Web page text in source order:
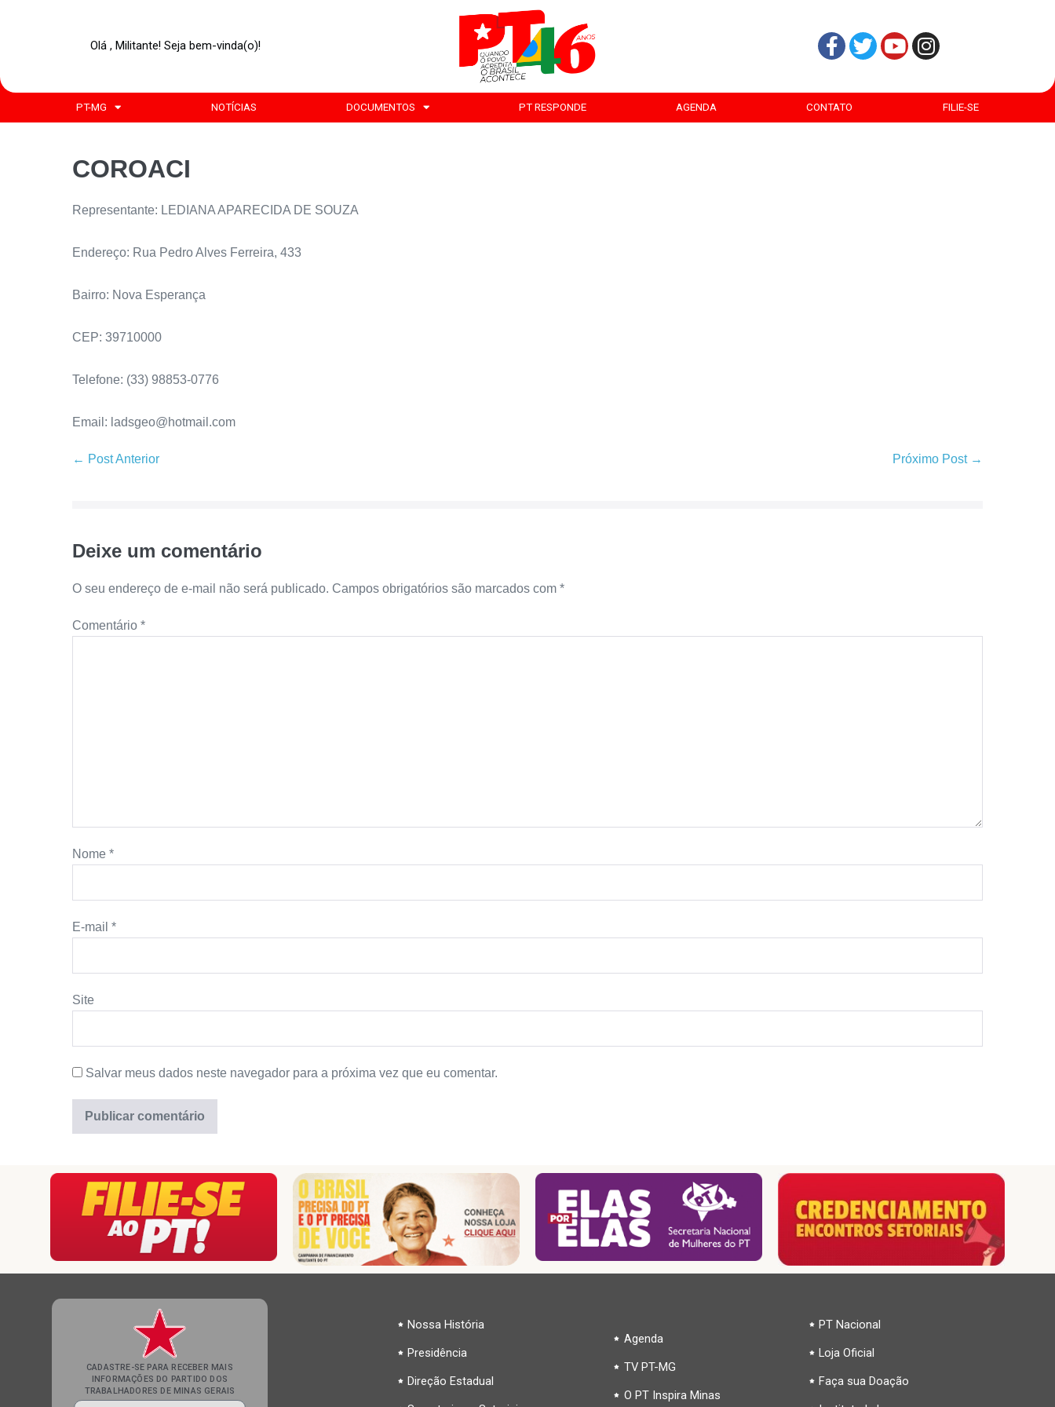
Olá , Militante! Seja bem-vinda(o)!
PT-MG NOTÍCIAS DOCUMENTOS PT RESPONDE AGENDA CONTATO FILIE-SE
COROACI
Representante: LEDIANA APARECIDA DE SOUZA
Endereço: Rua Pedro Alves Ferreira, 433
Bairro: Nova Esperança
CEP: 39710000
Telefone: (33) 98853-0776
Email: ladsgeo@hotmail.com
← Post Anterior Próximo Post →
Deixe um comentário
O seu endereço de e-mail não será publicado. Campos obrigatórios são marcados com *
Comentário *
Nome *
E-mail *
Site
Salvar meus dados neste navegador para a próxima vez que eu comentar.
CADASTRE-SE PARA RECEBER MAIS
INFORMAÇÕES DO PARTIDO DOS
TRABALHADORES DE MINAS GERAIS
Nossa História
Presidência
Direção Estadual
Agenda
TV PT-MG
O PT Inspira Minas
PT Nacional
Loja Oficial
Faça sua Doação